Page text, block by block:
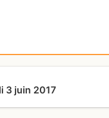
3 juin 2017